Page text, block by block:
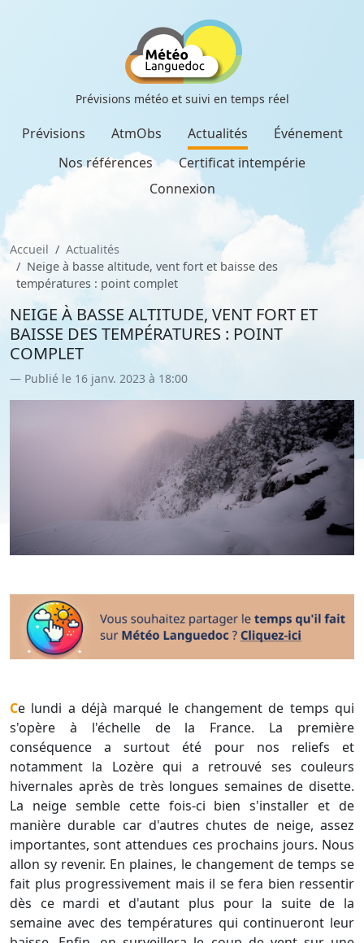
Prévisions météo et suivi en temps réel
Prévisions AtmObs Actualités
Événement
Nos références
Certificat intempérie
Connexion
Accueil
Actualités
Neige à basse altitude, vent fort et baisse des
températures : point complet
NEIGE À BASSE ALTITUDE, VENT FORT ET
BAISSE DES TEMPÉRATURES : POINT
COMPLET
Publié le 16 janv. 2023 à 18:00
Ce lundi a déjà marqué le changement de temps qui
s'opère à l'échelle de la France. La première
conséquence a surtout été pour nos reliefs et
notamment la Lozère qui a retrouvé ses couleurs
hivernales après de très longues semaines de disette.
La neige semble cette fois-ci bien s'installer et de
manière durable car d'autres chutes de neige, assez
importantes, sont attendues ces prochains jours. Nous
allon sy revenir. En plaines, le changement de temps se
fait plus progressivement mais il se fera bien ressentir
dès ce mardi et d'autant plus pour la suite de la
semaine avec des températures qui continueront leur